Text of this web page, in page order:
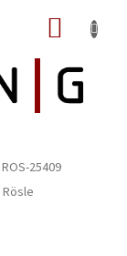
ROS-25409
Rösle